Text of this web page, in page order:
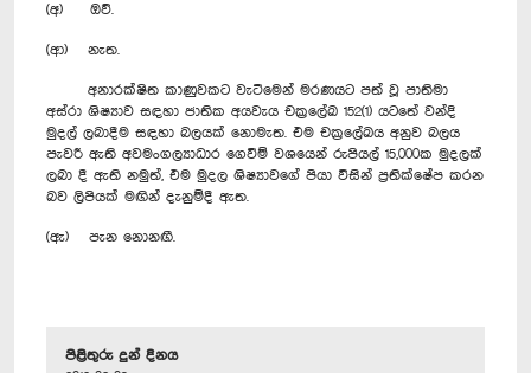
(අ) ඔව්.
(ආ) නැත.
අනාරක්ෂිත කාණුවකට වැටීමෙන් මරණයට පත් වූ පාතිමා
අස්රා ශිෂ්‍යාව සඳහා ජාතික අයවැය චක්‍රලේඛ 152(1) යටතේ වන්දි
මුදල් ලබාදීම සඳහා බලයක් නොමැත. එම චක්‍රලේඛය අනුව බලය
පැවරී ඇති අවමංගල්‍යාධාර ගෙවීම් වශයෙන් රුපියල් 15,000ක මුදලක්
ලබා දී ඇති නමුත්, එම මුදල ශිෂ්‍යාවගේ පියා විසින් ප්‍රතික්ෂේප කරන
බව ලිපියක් මඟින් දැනුම්දී ඇත.
(ඇ) පැන නොනඟී.
පිළිතුරු දුන් දිනය